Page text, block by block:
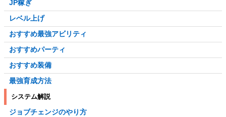
JP稼ぎ
レベル上げ
おすすめ最強アビリティ
おすすめパーティ
おすすめ装備
最強育成方法
システム解説
ジョブチェンジのやり方